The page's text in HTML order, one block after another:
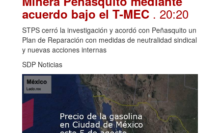
acuerdo bajo el T-MEC . 20:20
STPS cerró la investigación y acordó con Peñasquito un
Plan de Reparación con medidas de neutralidad sindical
y nuevas acciones internas
SDP Noticias